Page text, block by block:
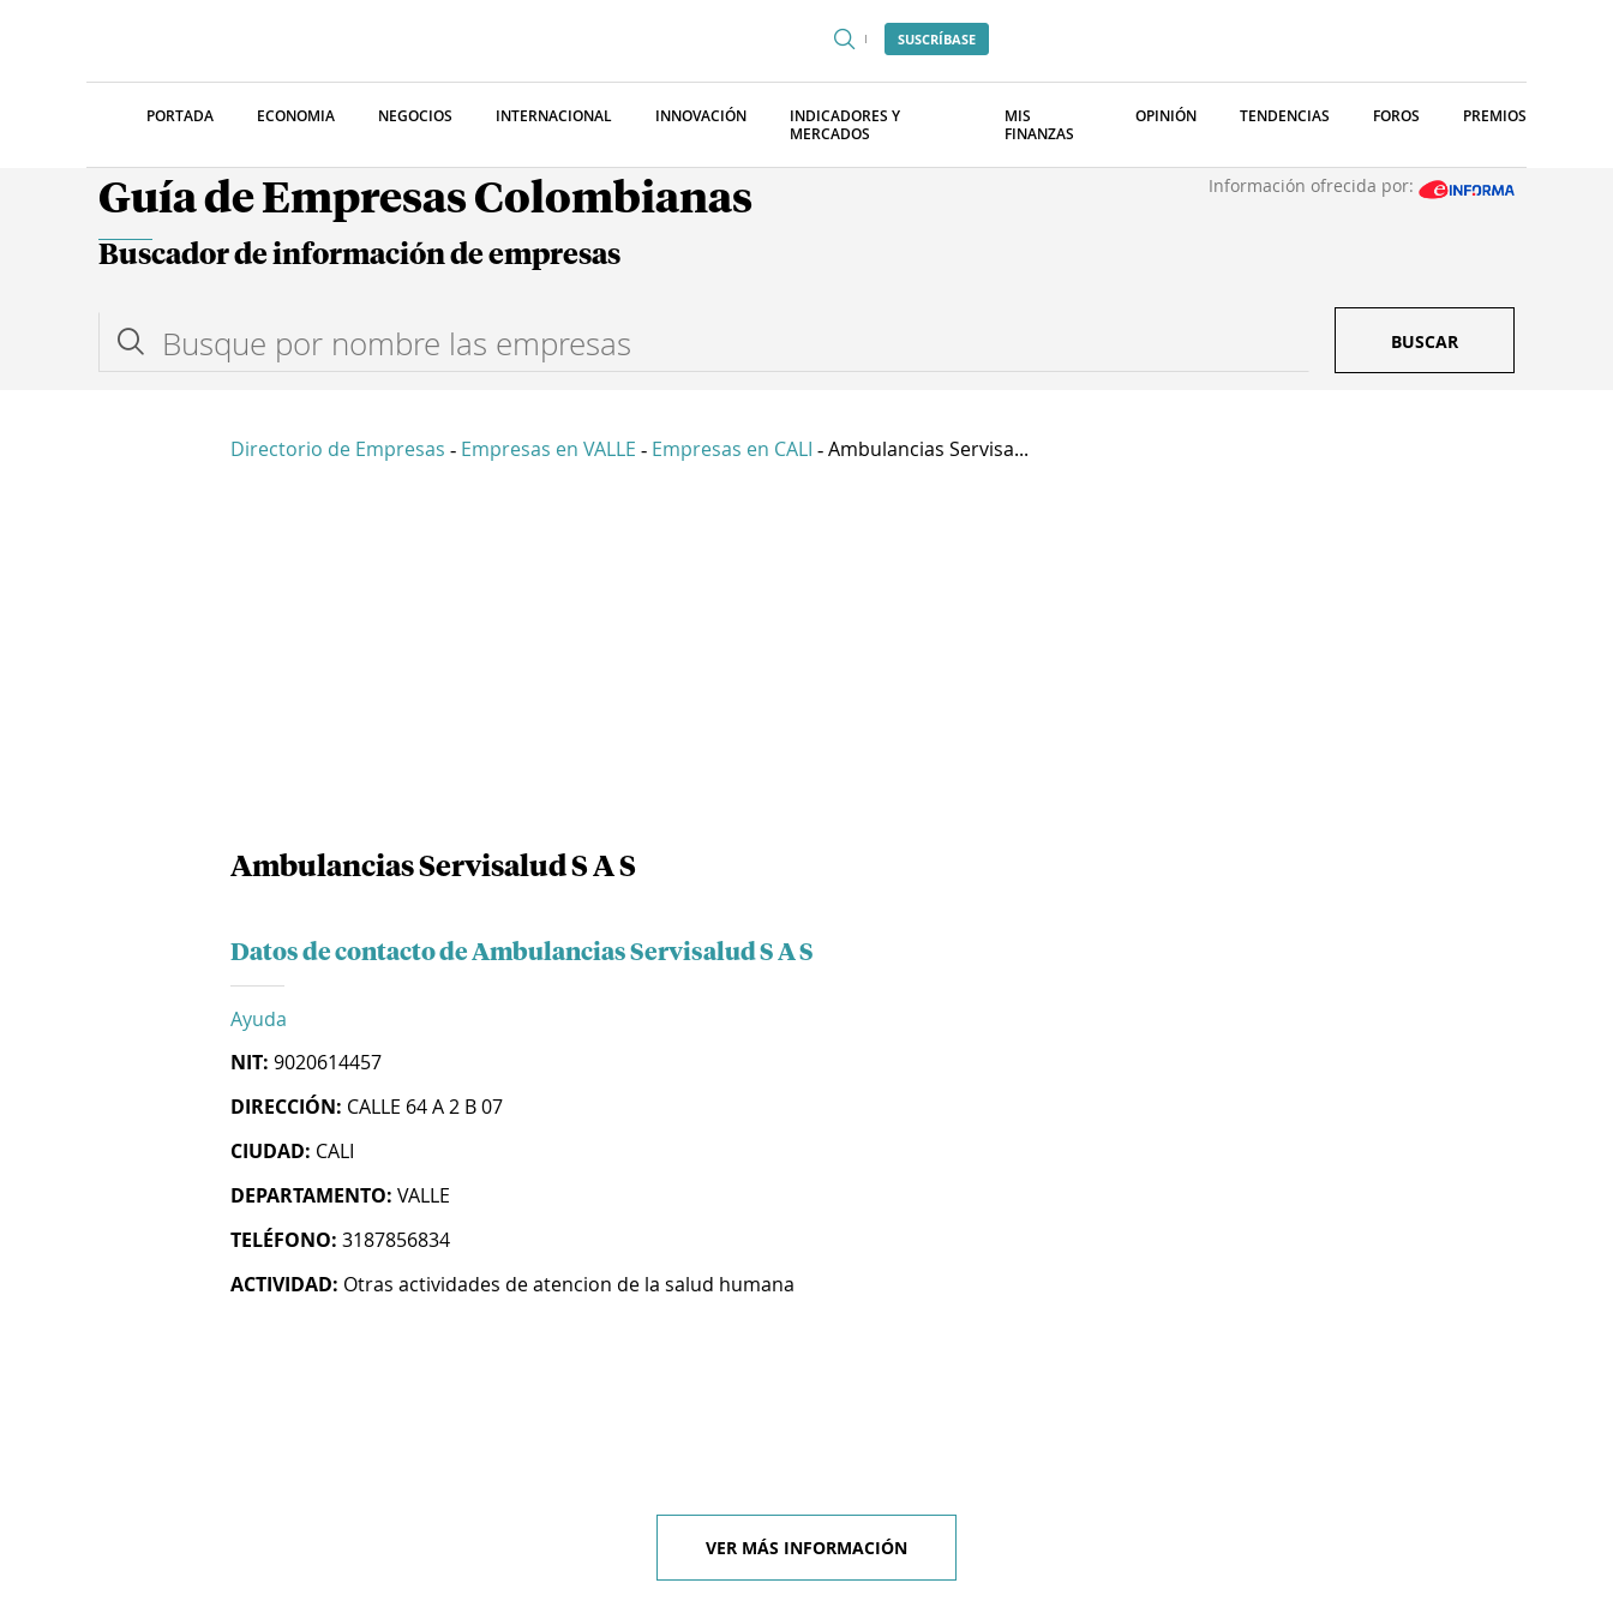
SUSCRÍBASE
PORTADA ECONOMIA NEGOCIOS INTERNACIONAL INNOVACIÓN
INDICADORES Y
MERCADOS
MIS
FINANZAS
OPINIÓN TENDENCIAS FOROS PREMIOS
Guía de Empresas Colombianas Información ofrecida por:
Buscador de información de empresas
BUSCAR
Directorio de Empresas - Empresas en VALLE - Empresas en CALI - Ambulancias Servisa...
Ambulancias Servisalud S A S
Datos de contacto de Ambulancias Servisalud S A S
Ayuda
NIT: 9020614457
DIRECCIÓN: CALLE 64 A 2 B 07
CIUDAD: CALI
DEPARTAMENTO: VALLE
TELÉFONO: 3187856834
ACTIVIDAD: Otras actividades de atencion de la salud humana
VER MÁS INFORMACIÓN